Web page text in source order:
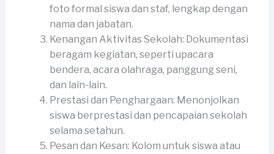
foto formal siswa dan staf, lengkap dengan
nama dan jabatan.
Kenangan Aktivitas Sekolah: Dokumentasi
beragam kegiatan, seperti upacara
bendera, acara olahraga, panggung seni,
dan lain-lain.
Prestasi dan Penghargaan: Menonjolkan
siswa berprestasi dan pencapaian sekolah
selama setahun.
Pesan dan Kesan: Kolom untuk siswa atau